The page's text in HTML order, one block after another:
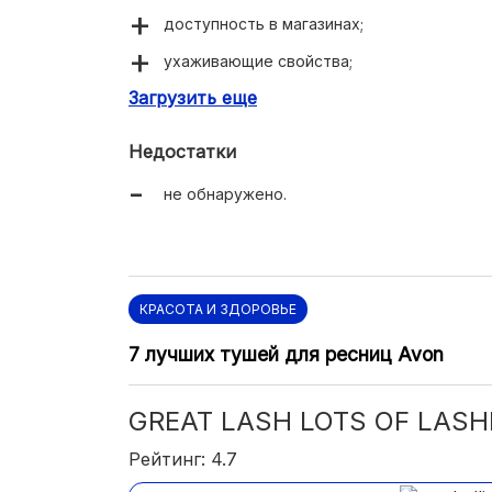
доступность в магазинах;
ухаживающие свойства;
эффектный объем.
Загрузить еще
Недостатки
не обнаружено.
КРАСОТА И ЗДОРОВЬЕ
7 лучших тушей для ресниц Avon
GREAT LASH LOTS OF
Рейтинг: 4.7